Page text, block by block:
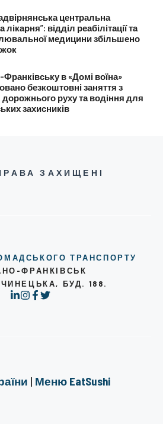
центральна
лікарня”: відділ реабілітації та
медицини збільшено
Франківську в «Домі воїна»
безкоштовні заняття з
руху та водіння для
захисників
ЗАХИЩЕНІ
ТРАНСПОРТУ
ФРАНКІВСЬК
БУД. 188.
| Меню EatSushi